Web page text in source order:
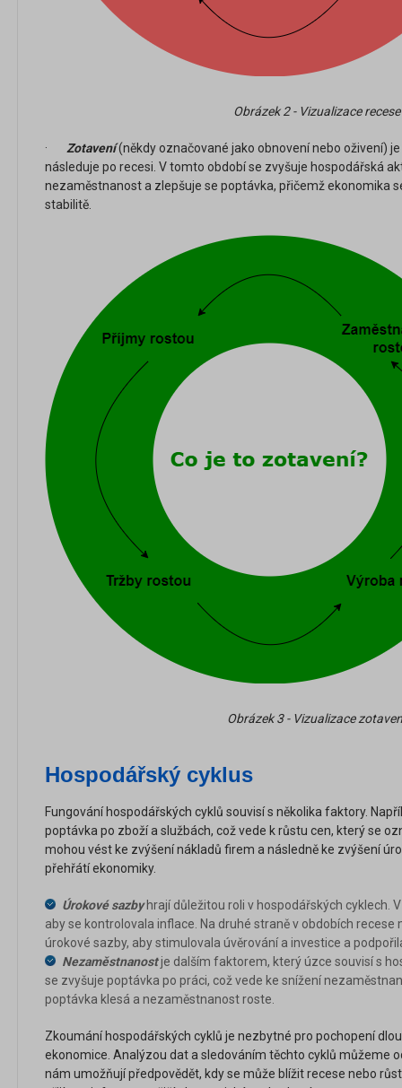
Obrázek 2 - Vizualizace recese
· Zotavení(někdy označované jako obnovení nebo oživení)
následuje po recesi. V tomto období se zvyšuje hospodářská
nezaměstnanost a zlepšuje se poptávka, přičemž ekonomika
stabilitě.
Obrázek 3 - Vizualizace
Hospodářský cyklus
Fungování hospodářských cyklů souvisí s několika faktory.
poptávka po zboží a službách, což vede k růstu cen, který se
mohou vést ke zvýšení nákladů firem a následně ke zvýšení
přehřátí ekonomiky.
Úrokové sazbyhrají důležitou roli v hospodářských cyklech.
aby se kontrolovala inflace. Na druhé straně v obdobích
úrokové sazby, aby stimulovala úvěrování a investice a
Nezaměstnanostje dalším faktorem, který úzce souvisí s
se zvyšuje poptávka po práci, což vede ke snížení
poptávka klesá a nezaměstnanost roste.
Zkoumání hospodářských cyklů je nezbytné pro pochopení
ekonomice. Analýzou dat a sledováním těchto cyklů můžeme
nám umožňují předpovědět, kdy se může blížit recese nebo